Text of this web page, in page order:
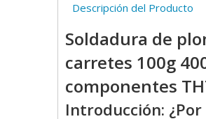
Descripción del Producto
Soldadura de
carretes 100g
componentes
Introducción: